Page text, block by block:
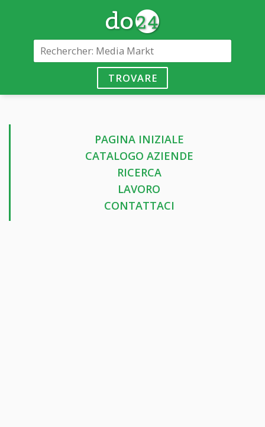
TROVARE
PAGINA INIZIALE
CATALOGO AZIENDE
RICERCA
LAVORO
CONTATTACI